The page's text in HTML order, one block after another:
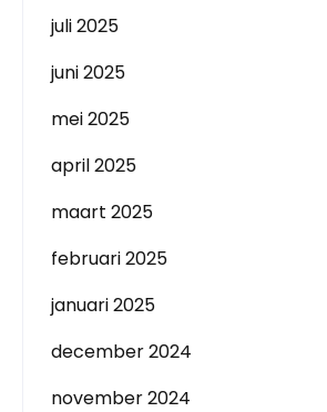
juli 2025
juni 2025
mei 2025
april 2025
maart 2025
februari 2025
januari 2025
december 2024
november 2024